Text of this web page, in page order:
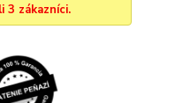
3 zákazníci.